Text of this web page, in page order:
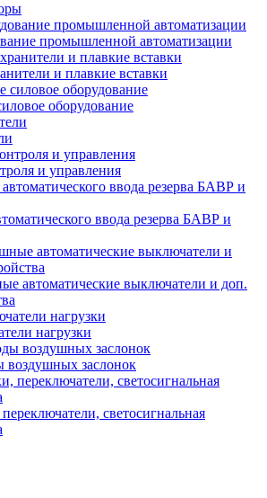
промышленной автоматизации
и плавкие вставки
оборудование
и управления
ввода резерва БАВР и
автоматические выключатели и доп.
нагрузки
воздушных заслонок
светосигнальная